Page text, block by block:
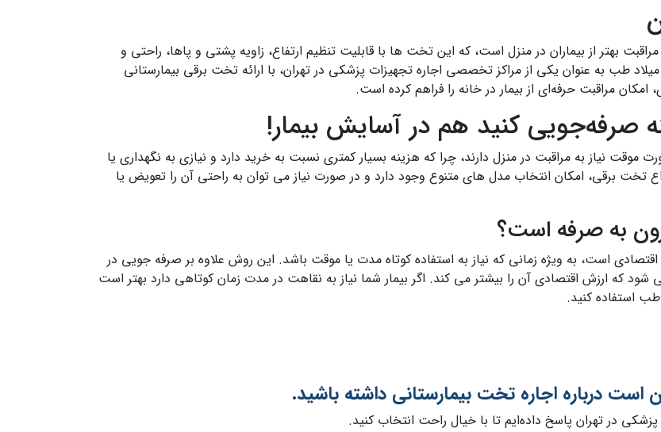
بهتر از بیماران در منزل است، که این تخت ها با قابلیت تنظیم ارتفاع، زاویه پشتی و پاها، راحتی و
طب به عنوان یکی از مراکز تخصصی اجاره تجهیزات پزشکی در تهران، با ارائه تخت برقی بیمارستانی
مراقبت حرفه‌ای از بیمار در خانه را فراهم کرده است.
صرفه‌جویی کنید هم در آسایش بیمار!
نیاز به مراقبت در منزل دارند، چرا که هزینه بسیار کمتری نسبت به خرید دارد و نیازی به نگهداری یا
تخت برقی، امکان انتخاب مدل های متنوع وجود دارد و در صورت نیاز می توان به راحتی آن را تعویض یا
به صرفه است؟
است، به ویژه زمانی که نیاز به استفاده کوتاه مدت یا موقت باشد. این روش علاوه بر صرفه جویی در
که ارزش اقتصادی آن را بیشتر می کند. اگر بیمار شما نیاز به نقاهت در مدت زمان کوتاهی دارد بهتر است
استفاده کنید.
است درباره اجاره تخت بیمارستانی داشته باشید.
در تهران پاسخ داده‌ایم تا با خیال راحت انتخاب کنید.